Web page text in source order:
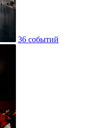
36 событий